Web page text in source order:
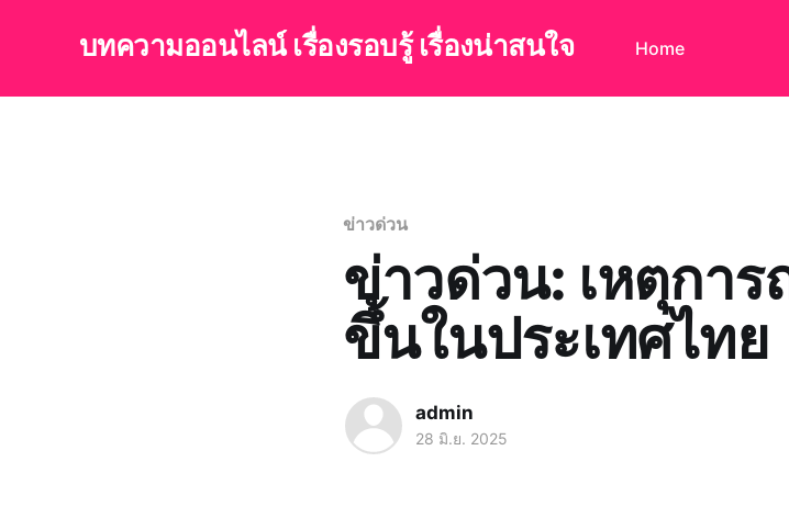
บทความออนไลน์ เรื่องรอบรู้ เรื่องน่าสนใจ Home
ข่าวด่วน
ข่าวด่วน: เหตุกา
ขึ้นในประเทศไทย
admin
28 มิ.ย. 2025